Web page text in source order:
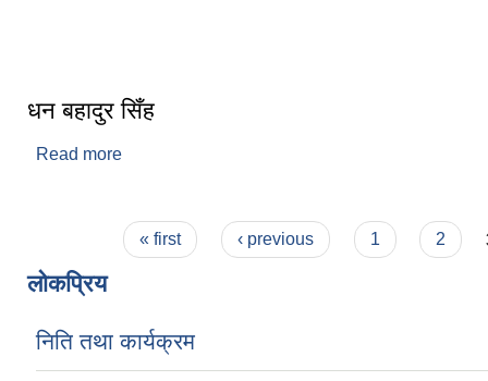
धन बहादुर सिँह
Read more
« first ‹ previous 1 2
लोकप्रिय
निति तथा कार्यक्रम